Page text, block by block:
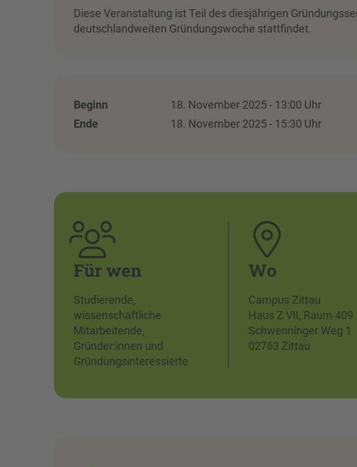
Diese Veranstaltung ist Teil des diesjährigen
deutschlandweiten Gründungswoche stattfindet.
Beginn
18. November 2025 - 13:00 Uhr
Ende
18. November 2025 - 15:30 Uhr
Für wen
Studierende,
wissenschaftliche
Mitarbeitende,
Gründer:innen und
Gründungsinteressierte
Wo
Campus Zittau
Haus Z VII, Raum 409
Schwenninger Weg 1
02763 Zittau